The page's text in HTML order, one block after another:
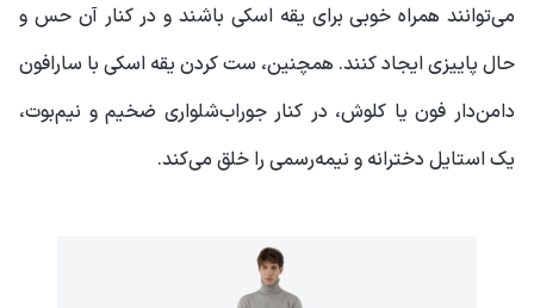
می‌توانند همراه خوبی برای یقه اسکی باشند و در کنار آن حس و
حال پاییزی ایجاد کنند. همچنین، ست کردن یقه اسکی با سارافون
دامن‌دار فون یا کلوش، در کنار جوراب‌شلواری ضخیم و نیم‌بوت،
یک استایل دخترانه‌ و نیمه‌رسمی را خلق می‌کند.